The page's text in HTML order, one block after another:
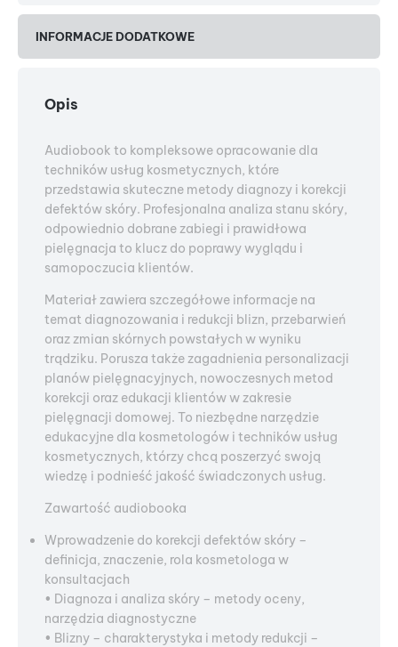
INFORMACJE DODATKOWE
Opis
Audiobook to kompleksowe opracowanie dla
techników usług kosmetycznych, które
przedstawia skuteczne metody diagnozy i korekcji
defektów skóry. Profesjonalna analiza stanu skóry,
odpowiednio dobrane zabiegi i prawidłowa
pielęgnacja to klucz do poprawy wyglądu i
samopoczucia klientów.
Materiał zawiera szczegółowe informacje na
temat diagnozowania i redukcji blizn, przebarwień
oraz zmian skórnych powstałych w wyniku
trądziku. Porusza także zagadnienia personalizacji
planów pielęgnacyjnych, nowoczesnych metod
korekcji oraz edukacji klientów w zakresie
pielęgnacji domowej. To niezbędne narzędzie
edukacyjne dla kosmetologów i techników usług
kosmetycznych, którzy chcą poszerzyć swoją
wiedzę i podnieść jakość świadczonych usług.
Zawartość audiobooka
Wprowadzenie do korekcji defektów skóry –
definicja, znaczenie, rola kosmetologa w
konsultacjach
• Diagnoza i analiza skóry – metody oceny,
narzędzia diagnostyczne
• Blizny – charakterystyka i metody redukcji –